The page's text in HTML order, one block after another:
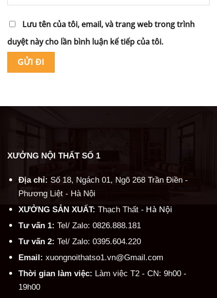
Lưu tên của tôi, email, và trang web trong trình
duyệt này cho lần bình luận kế tiếp của tôi.
XƯỞNG NỘI THẤT SỐ 1
Địa chỉ: Số 18, Ngách 01, Ngõ 268 Trần Điền -
Phương Liệt - Hà Nội
XƯỞNG SẢN XUẤT: Thạch Thất - Hà Nội
Tư vấn 1: Tel/ Zalo: 0826.888.181
Tư vấn 2: Tel/ Zalo: 0395.604.220
Email: xuongnoithatso1.vn@Gmail.com
Thời gian làm việc: Làm việc T2 - CN: 9h00 -
19h00